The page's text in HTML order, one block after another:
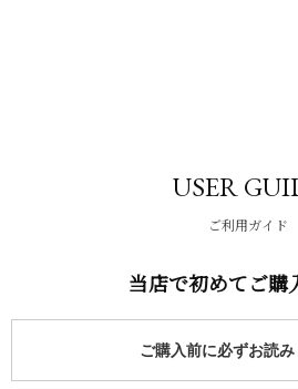
USER
ご利用ガイド
当店で初めてご購
ご購入前に必ずお読